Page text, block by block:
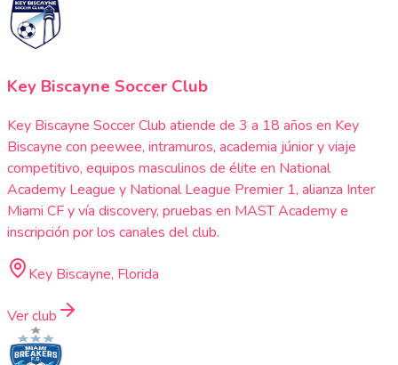
Key Biscayne Soccer Club
Key Biscayne Soccer Club atiende de 3 a 18 años en Key
Biscayne con peewee, intramuros, academia júnior y viaje
competitivo, equipos masculinos de élite en National
Academy League y National League Premier 1, alianza Inter
Miami CF y vía discovery, pruebas en MAST Academy e
inscripción por los canales del club.
Key Biscayne, Florida
Ver club